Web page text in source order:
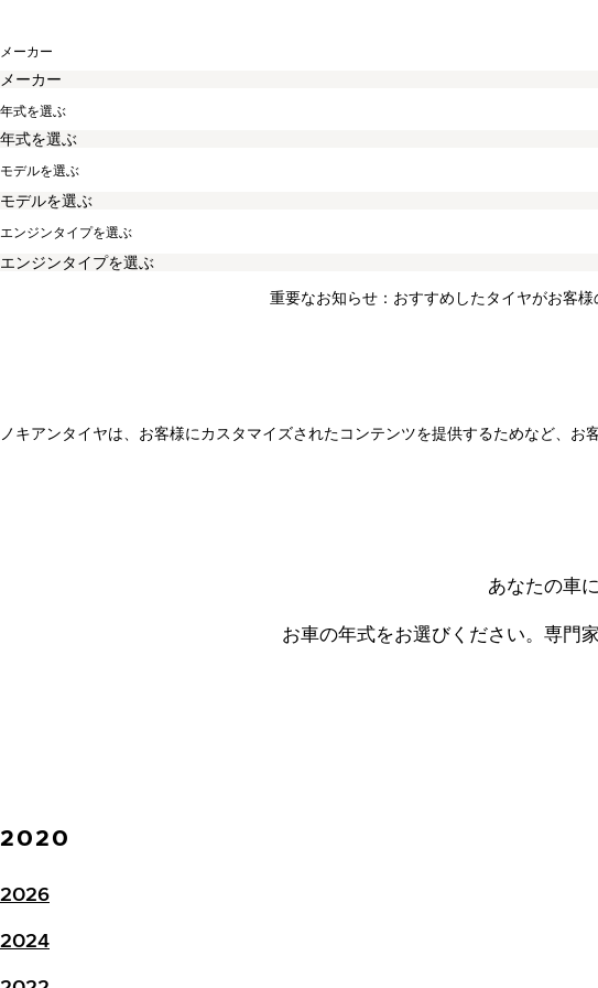
メーカー
年式を選ぶ
モデルを選ぶ
エンジンタイプを選ぶ
重要なお知らせ：おすすめしたタイヤがお客
ノキアンタイヤは、お客様にカスタマイズされたコンテンツを提供するためなど、
あなたの車
お車の年式をお選びください。 専門
2020
2026
2024